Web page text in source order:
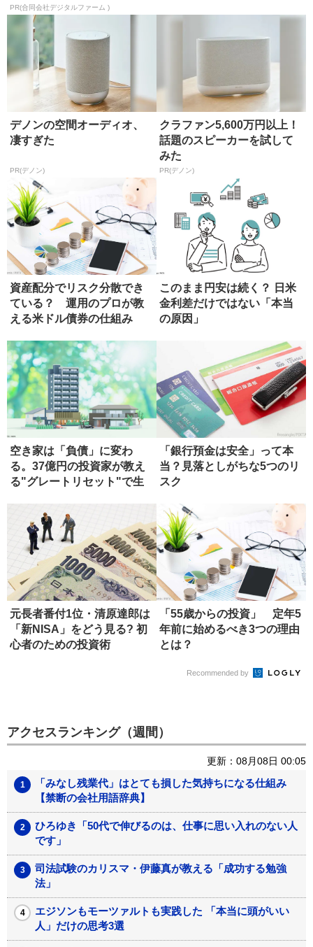
PR(合同会社デジタルファーム )
デノンの空間オーディオ、
凄すぎた
PR(デノン)
クラファン5,600万円以上！
話題のスピーカーを試して
みた
PR(デノン)
資産配分でリスク分散でき
ている？ 運用のプロが教
える米ドル債券の仕組み
このまま円安は続く？ 日米
金利差だけではない「本当
の原因」
空き家は「負債」に変わ
る。37億円の投資家が教え
る"グレートリセット"で生
「銀行預金は安全」って本
当？見落としがちな5つのリ
スク
元長者番付1位・清原達郎は
「新NISA」をどう見る? 初
心者のための投資術
「55歳からの投資」 定年5
年前に始めるべき3つの理由
とは？
Recommended by
アクセスランキング（週間）
更新：08月08日 00:05
「みなし残業代」はとても損した気持ちになる仕組み
【禁断の会社用語辞典】
ひろゆき「50代で伸びるのは、仕事に思い入れのない人
です」
司法試験のカリスマ・伊藤真が教える「成功する勉強
法」
エジソンもモーツァルトも実践した 「本当に頭がいい
人」だけの思考3選